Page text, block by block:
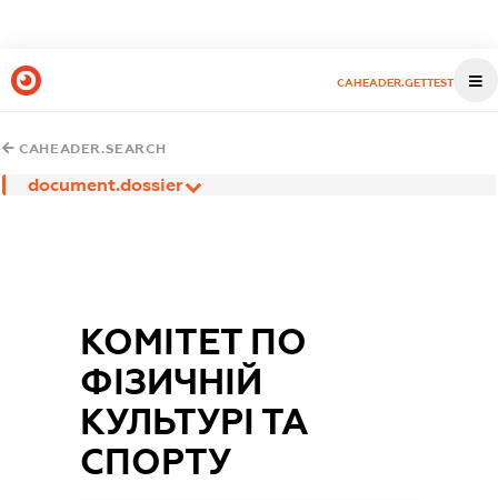
CAHEADER.GETTEST
CAHEADER.SEARCH
document.dossier
КОМІТЕТ ПО
ФІЗИЧНІЙ
КУЛЬТУРІ ТА
СПОРТУ